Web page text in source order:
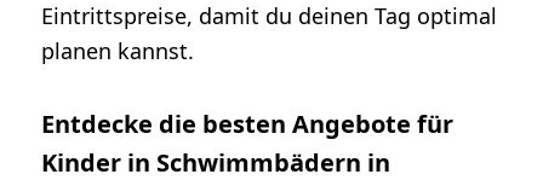
Eintrittspreise, damit du deinen Tag optimal
planen kannst.
Entdecke die besten Angebote für
Kinder in Schwimmbädern in